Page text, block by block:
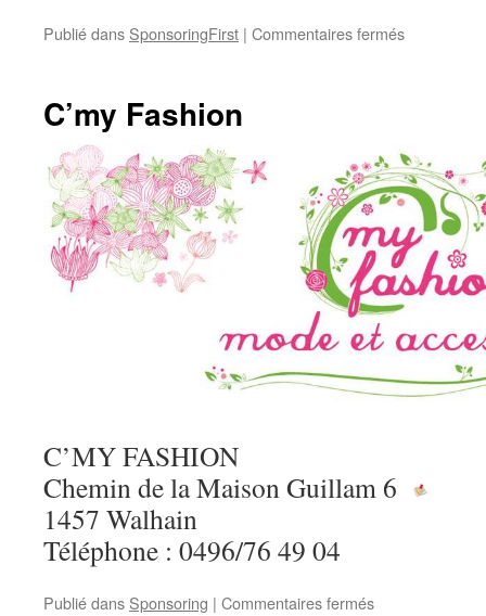
Publié dans SponsoringFirst | Commentaires ferméssur
C’my Fashion
C’MY FASHION
Chemin de la Maison Guillam 6
1457 Walhain
Téléphone : 0496/76 49 04
Publié dans Sponsoring | Commentaires ferméssur